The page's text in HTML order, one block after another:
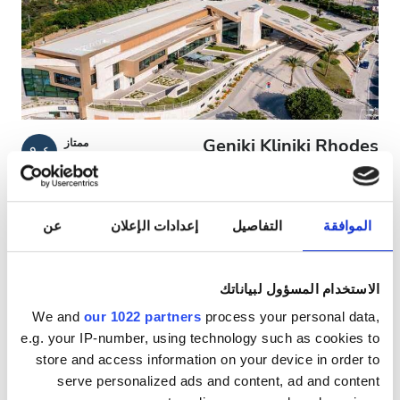
الموافقة التفاصيل إعدادات الإعلان عن
الاستخدام المسؤول لبياناتك
We and our 1022 partners process your personal data,
e.g. your IP-number, using technology such as cookies to
store and access information on your device in order to
serve personalized ads and content, ad and content
مرضى مصابين بفيروس نقص المناعة البشرية
مرضى مصابين بالتهاب الكبد B
مرضى مصابين بالتهاب الكبد C
المرافق
شبكة واي فاي مجانيّة
شاشات تلفزيون
انتقالات مجانية
Geniki Kliniki Rhodes
رودس, اليونان
٥٫٦٤ كم من مركز المدينة
ممتاز
٩٫٤
مشمول بتغطية بطاقة التأمين الصحيّ الأوروبية
مشمول بتغطية بطاقة التأمين الصحيّ العالميّة
انتظار سيارات مجانيّ
لكل علاج
غسيل الدم ٢٥٠ €
غسيل وترشيح الدم ٢٥٠ €